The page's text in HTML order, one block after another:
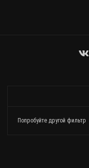
Попробуйте другой фильтр